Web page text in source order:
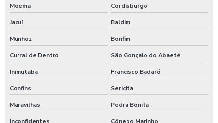
Moema Cordisburgo
Jacuí Baldim
Munhoz Bonfim
Curral de Dentro São Gonçalo do Abaeté
Inimutaba Francisco Badaró
Confins Sericita
Maravilhas Pedra Bonita
Inconfidentes Cônego Marinho